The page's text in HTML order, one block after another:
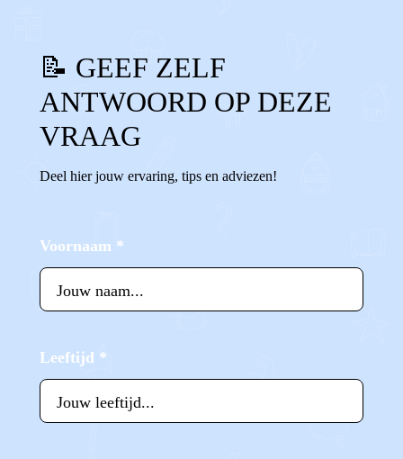
📝 GEEF ZELF
ANTWOORD OP DEZE
VRAAG
Deel hier jouw ervaring, tips en adviezen!
Voornaam *
Leeftijd *